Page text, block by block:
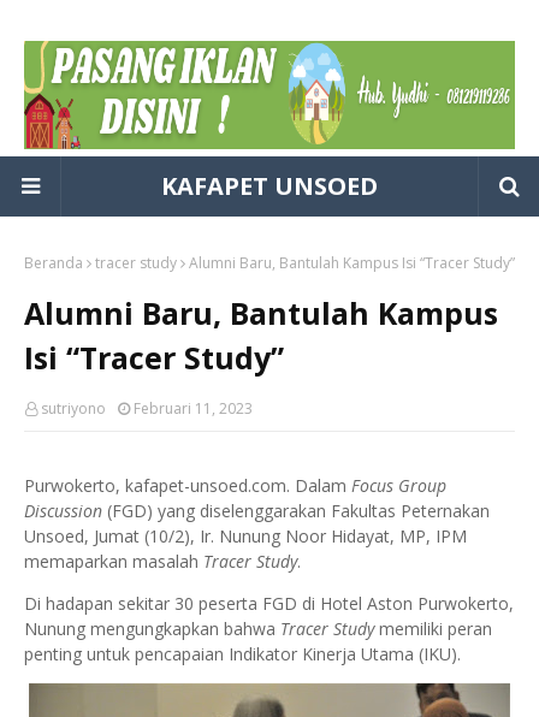
KAFAPET UNSOED
Beranda tracer study Alumni Baru, Bantulah Kampus Isi “Tracer Study”
Alumni Baru, Bantulah Kampus
Isi “Tracer Study”
sutriyono Februari 11, 2023
Purwokerto, kafapet-unsoed.com. Dalam Focus Group
Discussion (FGD) yang diselenggarakan Fakultas Peternakan
Unsoed, Jumat (10/2), Ir. Nunung Noor Hidayat, MP, IPM
memaparkan masalah Tracer Study.
Di hadapan sekitar 30 peserta FGD di Hotel Aston Purwokerto,
Nunung mengungkapkan bahwa Tracer Studymemiliki peran
penting untuk pencapaian Indikator Kinerja Utama (IKU).